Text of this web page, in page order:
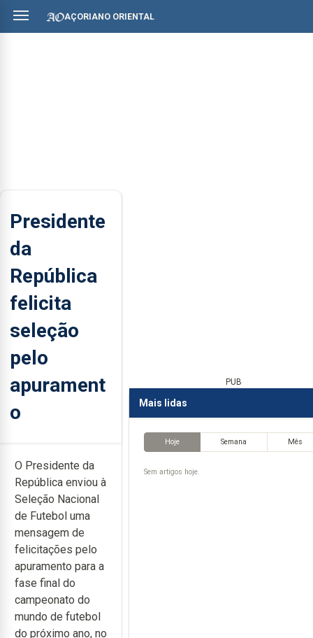
AÇORIANO ORIENTAL
Presidente
da
República
felicita
seleção
pelo
apurament
o
O Presidente da
República enviou à
Seleção Nacional
de Futebol uma
mensagem de
felicitações pelo
apuramento para a
fase final do
campeonato do
mundo de futebol
do próximo ano, no
PUB
Mais lidas
Hoje Semana Mês
Sem artigos hoje.